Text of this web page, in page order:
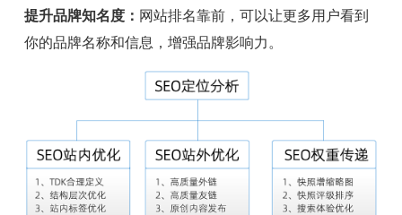
提升品牌知名度： 网站排名靠前，可以让更多用户看到
你的品牌名称和信息，增强品牌影响力。